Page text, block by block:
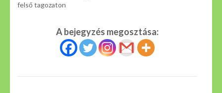
felső tagozaton
A bejegyzés megosztása: